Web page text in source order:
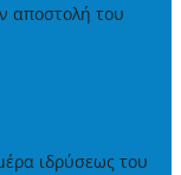
αποστολή του
ιδρύσεως του